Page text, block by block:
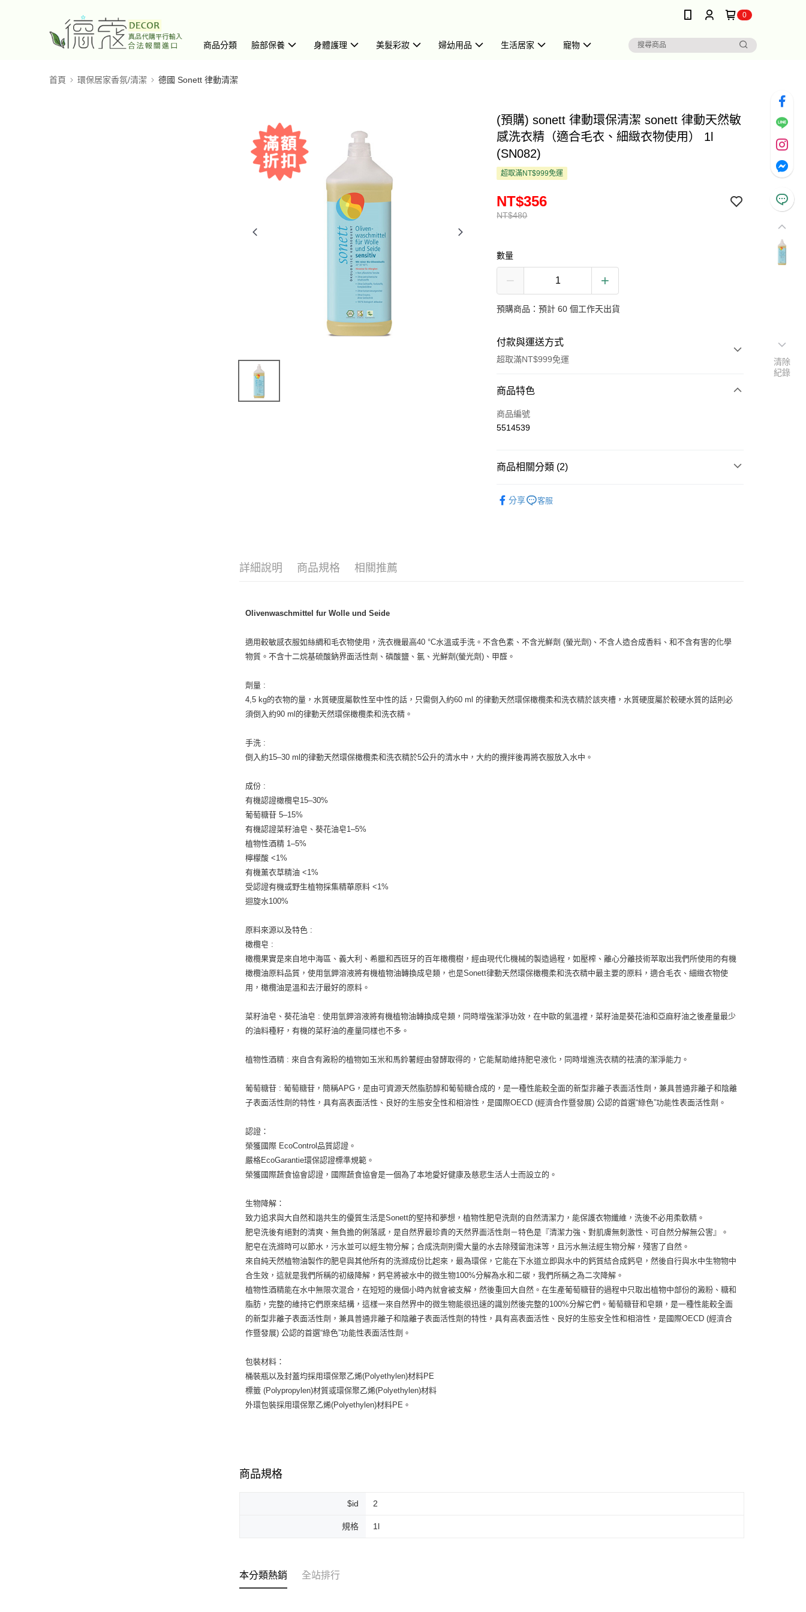
0
商品分類 臉部保養 身體護理 美髮彩妝 婦幼用品 生活居家 寵物
首頁 環保居家香氛/清潔 德國 Sonett 律動清潔
(預購) sonett 律動環保清潔 sonett 律動天然敏
感洗衣精（適合毛衣、細緻衣物使用） 1l
(SN082)
超取滿NT$999免運
NT$480
NT$356
數量
預購商品：預計 60 個工作天出貨
付款與運送方式
超取滿NT$999免運
付款方式
信用卡一次付款
街口支付
每筆NT$80，滿NT$999(含以上)免運費
7-11取貨付款
每筆NT$80，滿NT$999(含以上)免運費
商品特色
商品編號
5514539
商品相關分類 (2)
分享 客服
詳細說明 商品規格 相關推薦
Olivenwaschmittel fur Wolle und Seide
適用較敏感衣服如絲綢和毛衣物使用，洗衣機最高40 °C水溫或手洗。不含色素、不含光鮮劑 (螢光劑)、不含人造合成香料、和不含有害的化學
物質。不含十二烷基硫酸鈉界面活性劑、磷酸鹽、氯、光鮮劑(螢光劑)、甲醛。
劑量 :
4,5 kg的衣物的量，水質硬度屬軟性至中性的話，只需倒入約60 ml 的律動天然環保橄欖柔和洗衣精於該夾槽，水質硬度屬於較硬水質的話則必
須倒入約90 ml的律動天然環保橄欖柔和洗衣精。
手洗 :
倒入約15–30 ml的律動天然環保橄欖柔和洗衣精於5公升的清水中，大約的攪拌後再將衣服放入水中。
成份 :
有機認證橄欖皂15–30%
葡萄糖苷 5–15%
有機認證菜籽油皂、葵花油皂1–5%
植物性酒精 1–5%
檸檬酸 <1%
有機薰衣草精油 <1%
受認證有機或野生植物採集精華原料 <1%
迴旋水100%
原料來源以及特色 :
橄欖皂 :
橄欖果實是來自地中海區、義大利、希臘和西班牙的百年橄欖樹，經由現代化機械的製造過程，如壓榨、離心分離技術萃取出我們所使用的有機
橄欖油原料品質，使用氫鉀溶液將有機植物油轉換成皂類，也是Sonett律動天然環保橄欖柔和洗衣精中最主要的原料，適合毛衣、細緻衣物使
用，橄欖油是溫和去汙最好的原料。
菜籽油皂、葵花油皂 : 使用氫鉀溶液將有機植物油轉換成皂類，同時增強潔淨功效，在中歐的氣溫裡，菜籽油是葵花油和亞麻籽油之後產量最少
的油料種籽，有機的菜籽油的產量同樣也不多。
植物性酒精 : 來自含有澱粉的植物如玉米和馬鈴薯經由發酵取得的，它能幫助維持肥皂液化，同時增進洗衣精的祛漬的潔淨能力。
葡萄糖苷 : 葡萄糖苷，簡稱APG，是由可資源天然脂肪醇和葡萄糖合成的，是一種性能較全面的新型非離子表面活性劑，兼具普通非離子和陰離
子表面活性劑的特性，具有高表面活性、良好的生態安全性和相溶性，是國際OECD (經濟合作暨發展) 公認的首選“綠色”功能性表面活性劑。
認證：
榮獲國際 EcoControl品質認證。
嚴格EcoGarantie環保認證標準規範。
榮獲國際蔬食協會認證，國際蔬食協會是一個為了本地愛好健康及慈悲生活人士而設立的。
生物降解：
致力追求與大自然和諧共生的優質生活是Sonett的堅持和夢想，植物性肥皂洗劑的自然清潔力，能保護衣物纖維，洗後不必用柔軟精。
肥皂洗後有絕對的清爽、無負擔的俐落感，是自然界最珍貴的天然界面活性劑－特色是『清潔力強、對肌膚無刺激性、可自然分解無公害』。
肥皂在洗滌時可以節水，污水並可以經生物分解；合成洗劑則需大量的水去除殘留泡沫等，且污水無法經生物分解，殘害了自然。
來自純天然植物油製作的肥皂與其他所有的洗滌成份比起來，最為環保，它能在下水道立即與水中的鈣質結合成鈣皂，然後自行與水中生物物中
合生效，這就是我們所稱的初級降解，鈣皂將被水中的微生物100%分解為水和二碳，我們所稱之為二次降解。
植物性酒精能在水中無限次混合，在短短的幾個小時內就會被支解，然後重回大自然。在生產葡萄糖苷的過程中只取出植物中部份的澱粉、糖和
脂肪，完整的維持它們原來結構，這樣一來自然界中的微生物能很迅速的識別然後完整的100%分解它們。葡萄糖苷和皂類，是一種性能較全面
的新型非離子表面活性劑，兼具普通非離子和陰離子表面活性劑的特性，具有高表面活性、良好的生態安全性和相溶性，是國際OECD (經濟合
作暨發展) 公認的首選“綠色”功能性表面活性劑。
包裝材料：
桶裝瓶以及封蓋均採用環保聚乙烯(Polyethylen)材料PE
標籤 (Polypropylen)材質或環保聚乙烯(Polyethylen)材料
外環包裝採用環保聚乙烯(Polyethylen)材料PE。
商品規格
$id 2
規格 1l
本分類熱銷 全站排行
清除
紀錄